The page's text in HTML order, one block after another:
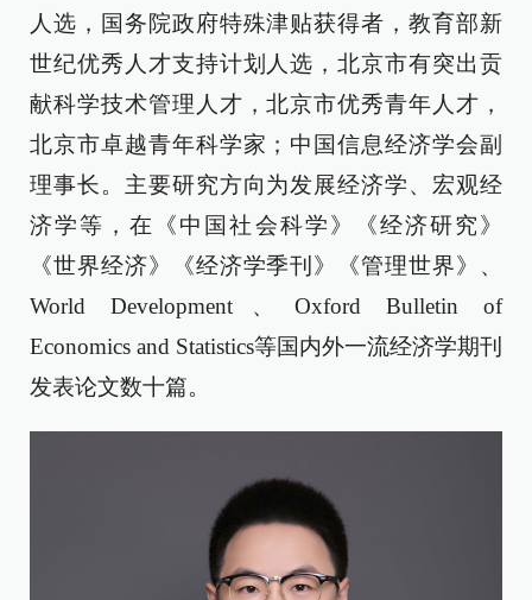
人选，国务院政府特殊津贴获得者，教育部新
世纪优秀人才支持计划人选，北京市有突出贡
献科学技术管理人才，北京市优秀青年人才，
北京市卓越青年科学家；中国信息经济学会副
理事长。主要研究方向为发展经济学、宏观经
济学等，在《中国社会科学》《经济研究》
《世界经济》《经济学季刊》《管理世界》、
World Development、Oxford Bulletin of
Economics and Statistics等国内外一流经济学期刊
发表论文数十篇。